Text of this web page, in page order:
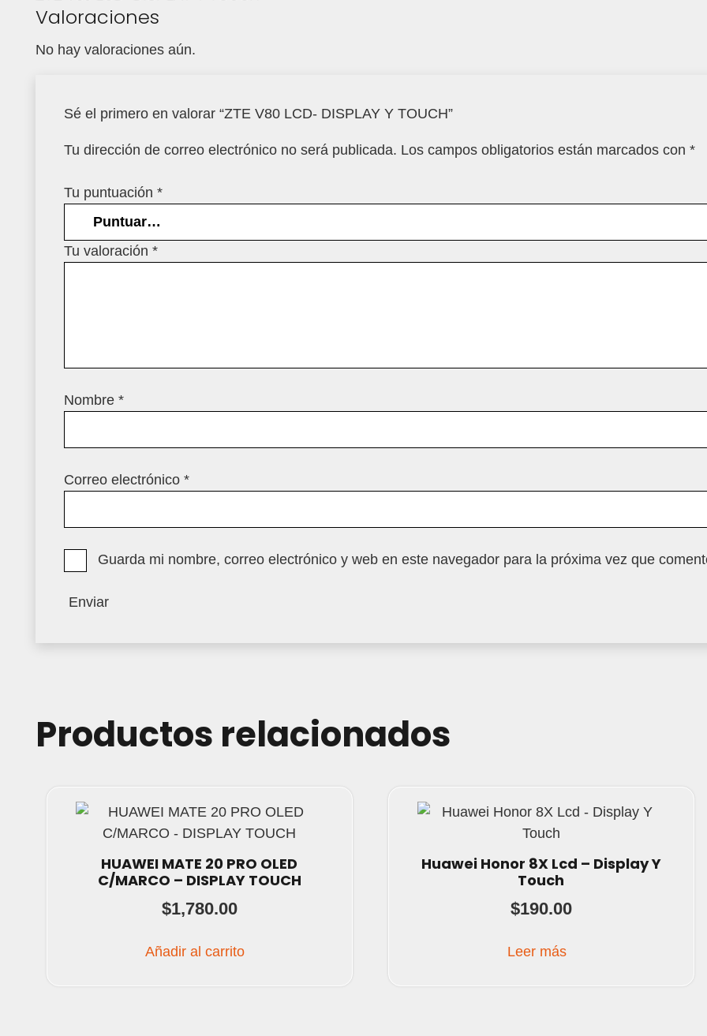
Valoraciones
No hay valoraciones aún.
Sé el primero en valorar “ZTE V80 LCD- DISPLAY Y TOUCH”
Tu dirección de correo electrónico no será publicada. Los campos obligatorios están marcados con *
Tu puntuación *
Tu valoración *
Nombre *
Correo electrónico *
Guarda mi nombre, correo electrónico y web en este navegador para la próxima vez que
Productos relacionados
HUAWEI MATE 20 PRO OLED
C/MARCO – DISPLAY TOUCH
$1,780.00
Añadir al carrito
Huawei Honor 8X Lcd – Display Y
Touch
$190.00
Leer más